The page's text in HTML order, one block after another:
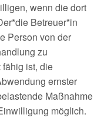
wenn die dort
Betreuer*in
Person von der
zu
ist, die
ernster
Maßnahme
möglich.